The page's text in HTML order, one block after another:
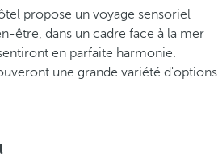
propose un voyage sensoriel
être, dans un cadre face à la mer
en parfaite harmonie.
une grande variété d'options